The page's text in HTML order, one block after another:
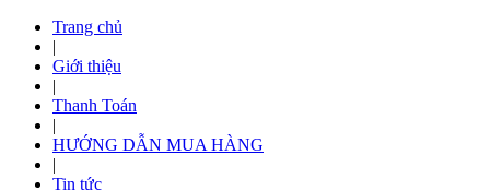
Trang chủ
|
Giới thiệu
|
Thanh Toán
|
HƯỚNG DẪN MUA HÀNG
|
Tin tức